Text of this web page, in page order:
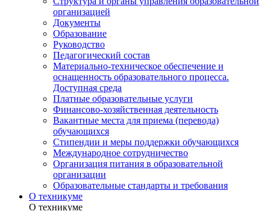
организацией
Документы
Образование
Руководство
Педагогический состав
Материально-техническое обеспечение и
оснащенность образовательного процесса.
Доступная среда
Платные образовательные услуги
Финансово-хозяйственная деятельность
Вакантные места для приема (перевода)
обучающихся
Стипендии и меры поддержки обучающихся
Международное сотрудничество
Организация питания в образовательной
организации
Образовательные стандарты и требования
О техникуме
О техникуме